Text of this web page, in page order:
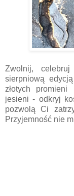
Zwolnij,
sierpniową
złotych promieni
jesieni - odkryj
pozwolą Ci
Przyjemność nie